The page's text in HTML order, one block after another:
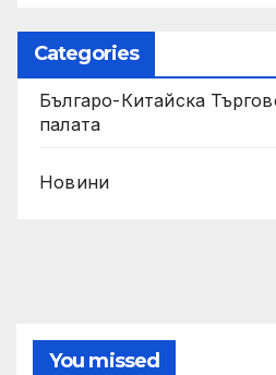
Categories
Българо-Китайска
палaта
Новини
You missed